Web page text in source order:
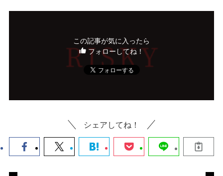
この記事が気に入ったら
フォローしてね！
シェアしてね！